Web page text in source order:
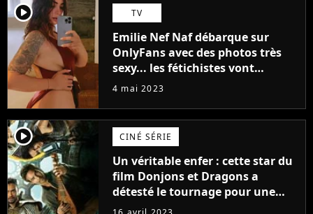
player2 TV
Emilie Nef Naf débarque sur
OnlyFans avec des photos très
sexy... les fétichistes vont
prendre leur pied !
4 mai 2023
player2 CINÉ SÉRIE
Un véritable enfer : cette star du
film Donjons et Dragons a
détesté le tournage pour une
raison très spéciale